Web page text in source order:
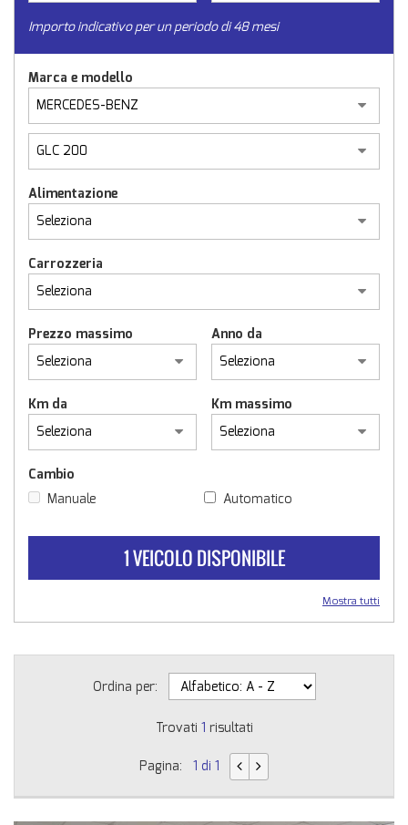
Importo indicativo per un periodo di 48 mesi
Marca e modello
Alimentazione
Carrozzeria
Prezzo massimo Anno da
Km da Km massimo
Cambio
Manuale
Automatico
1 VEICOLO DISPONIBILE
Mostra tutti
Ordina per:
Trovati 1 risultati
Pagina: 1 di 1